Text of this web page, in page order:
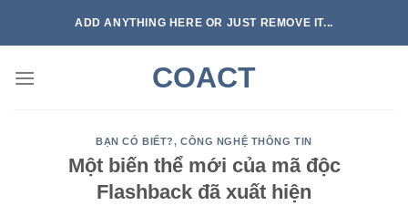
ADD ANYTHING HERE OR JUST REMOVE IT...
COACT
BẠN CÓ BIẾT?,CÔNG NGHỆ THÔNG TIN
Một biến thể mới của mã độc
Flashback đã xuất hiện